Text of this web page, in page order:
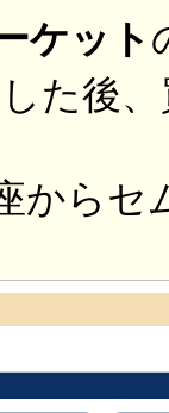
ケット
た後
からセ